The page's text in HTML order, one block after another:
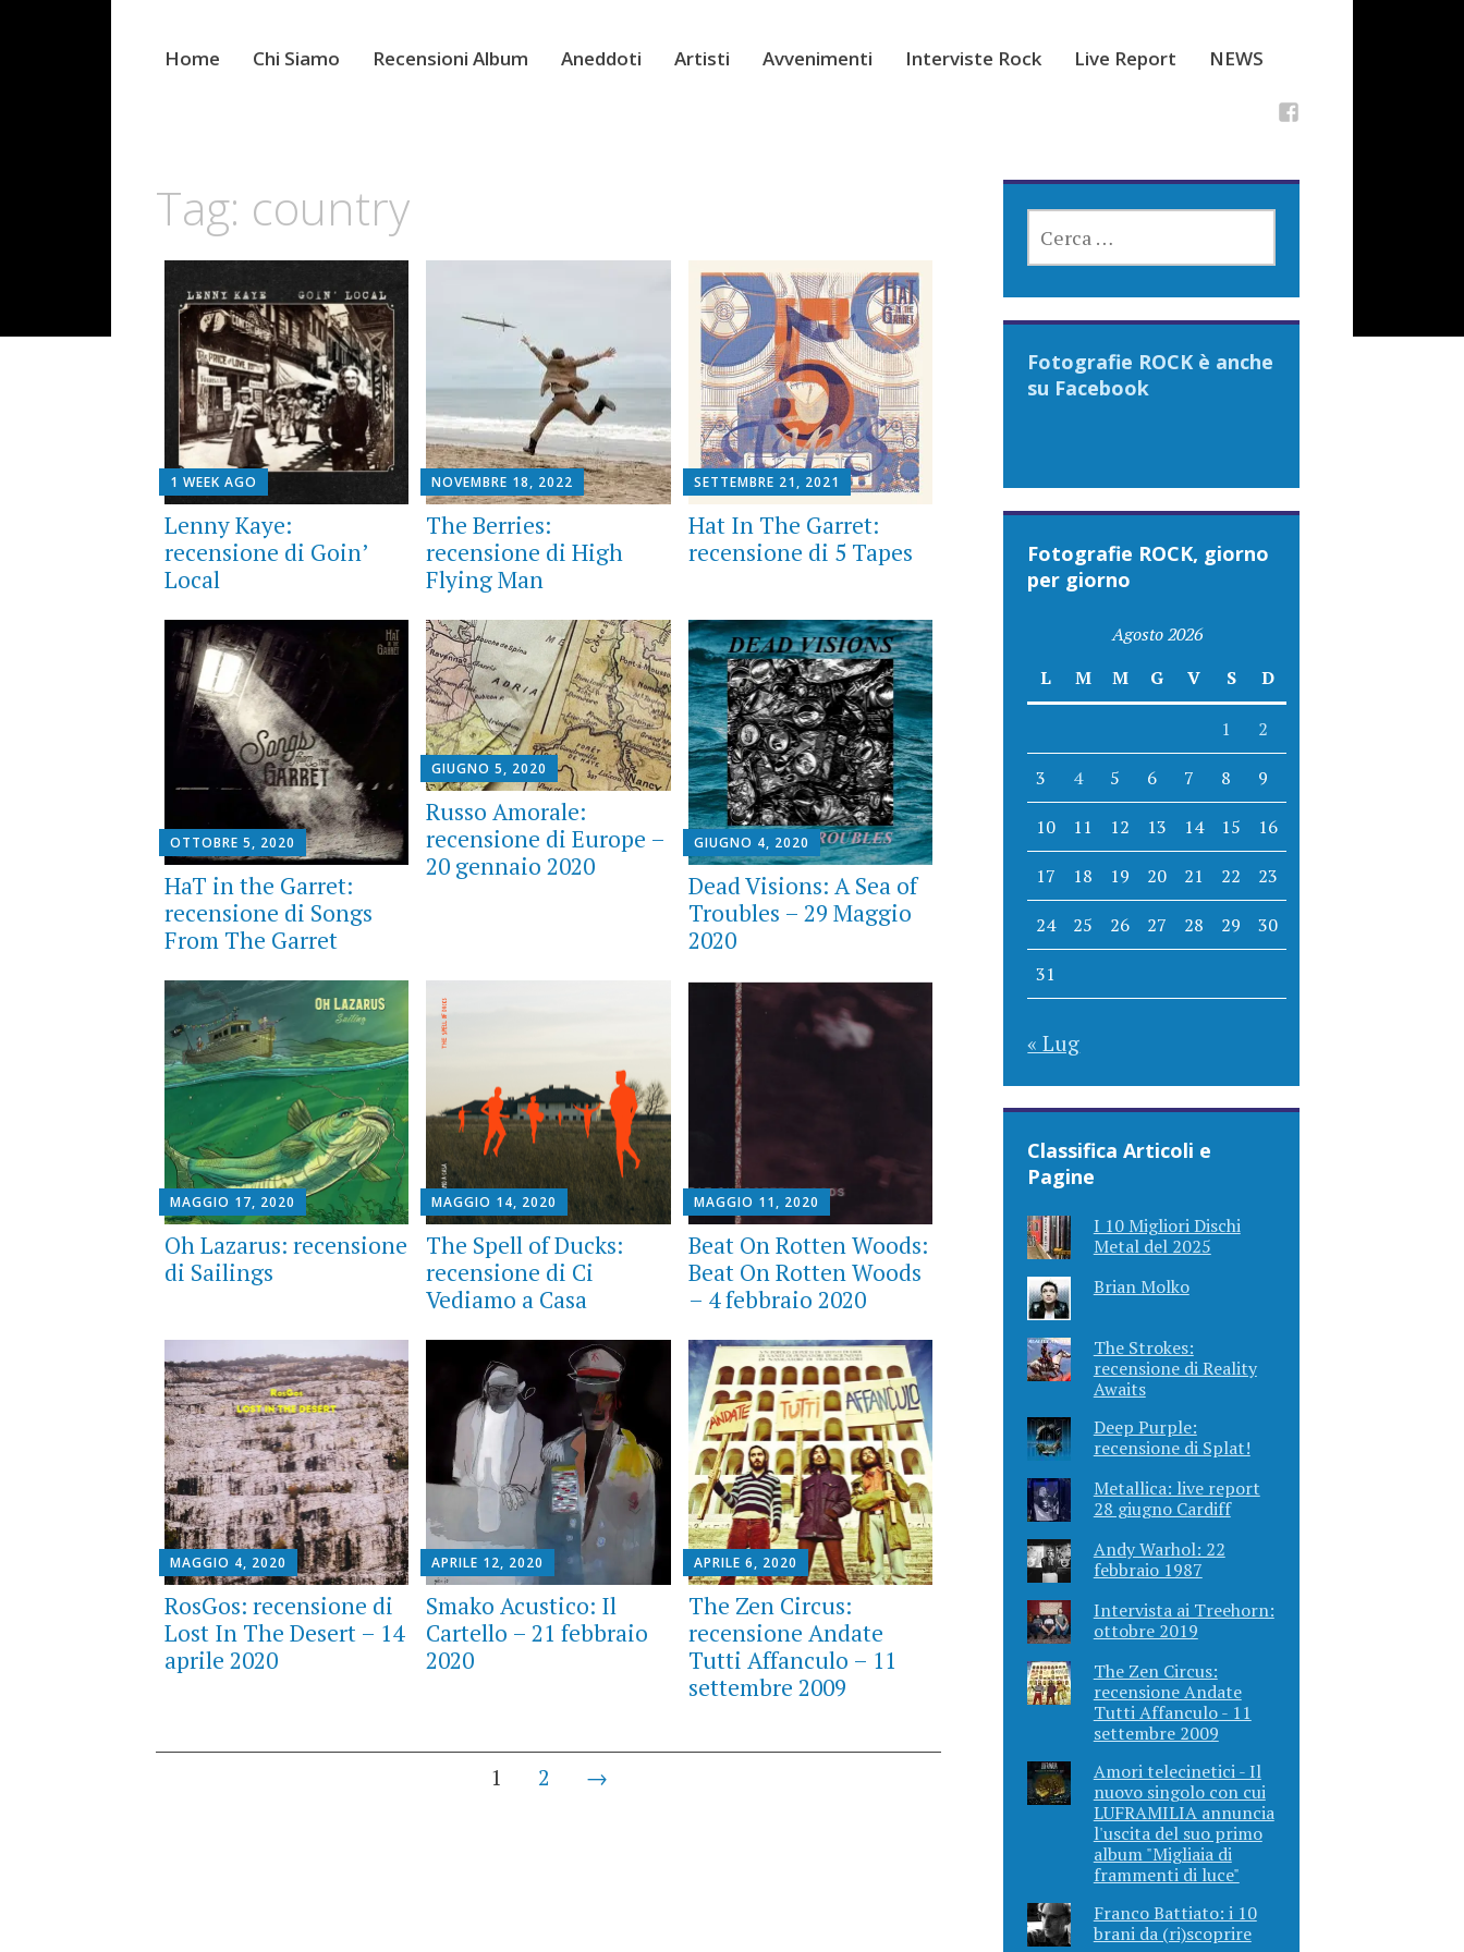
Home Chi Siamo Recensioni Album Aneddoti Artisti Avvenimenti Interviste Rock Live Report NEWS
Tag: country
1 WEEK AGO
Lenny Kaye:
recensione di Goin’
Local
NOVEMBRE 18, 2022
The Berries:
recensione di High
Flying Man
SETTEMBRE 21, 2021
Hat In The Garret:
recensione di 5 Tapes
OTTOBRE 5, 2020
HaT in the Garret:
recensione di Songs
From The Garret
GIUGNO 5, 2020
Russo Amorale:
recensione di Europe –
20 gennaio 2020
GIUGNO 4, 2020
Dead Visions: A Sea of
Troubles – 29 Maggio
2020
MAGGIO 17, 2020
Oh Lazarus: recensione
di Sailings
MAGGIO 14, 2020
The Spell of Ducks:
recensione di Ci
Vediamo a Casa
MAGGIO 11, 2020
Beat On Rotten Woods:
Beat On Rotten Woods
– 4 febbraio 2020
MAGGIO 4, 2020
RosGos: recensione di
Lost In The Desert – 14
aprile 2020
APRILE 12, 2020
Smako Acustico: Il
Cartello – 21 febbraio
2020
APRILE 6, 2020
The Zen Circus:
recensione Andate
Tutti Affanculo – 11
settembre 2009
1 2 →
PER:
Fotografie ROCK è anche
su Facebook
Fotografie ROCK, giorno
per giorno
Agosto 2026
L
M M G V S D
1 2
3 4 5 6 7 8 9
10 11 12 13 14 15 16
17 18 19 20 21 22 23
24 25 26 27 28 29 30
31
« Lug
Classifica Articoli e
Pagine
I 10 Migliori Dischi
Metal del 2025
Brian Molko
The Strokes:
recensione di Reality
Awaits
Deep Purple:
recensione di Splat!
Metallica: live report
28 giugno Cardiff
Andy Warhol: 22
febbraio 1987
Intervista ai Treehorn:
ottobre 2019
The Zen Circus:
recensione Andate
Tutti Affanculo - 11
settembre 2009
Amori telecinetici - Il
nuovo singolo con cui
LUFRAMILIA annuncia
l'uscita del suo primo
album "Migliaia di
frammenti di luce"
Franco Battiato: i 10
brani da (ri)scoprire